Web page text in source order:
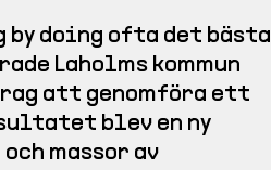
doing ofta det bästa
Laholms kommun
att genomföra ett
blev en ny
massor av